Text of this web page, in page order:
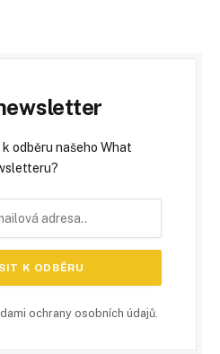
odběru našeho What
ochrany osobních údajů.